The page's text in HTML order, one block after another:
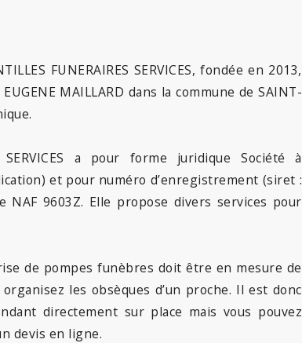
FUNERAIRES SERVICES, fondée en 2013,
MAILLARD dans la commune de SAINT-
SERVICES a pour forme juridique Société à
et pour numéro d’enregistrement (siret :
NAF 9603Z. Elle propose divers services pour
de pompes funèbres doit être en mesure de
les obsèques d’un proche. Il est donc
directement sur place mais vous pouvez
devis en ligne.